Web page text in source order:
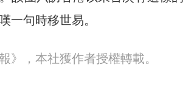
一句時移世易。
》，本社獲作者授權轉載。